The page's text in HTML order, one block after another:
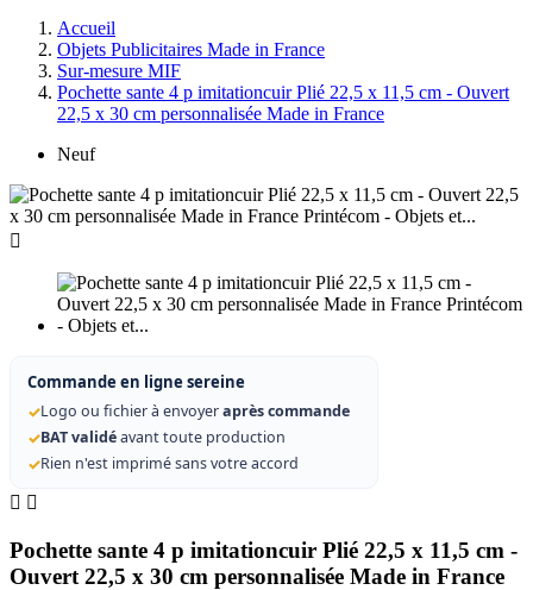
Accueil
Objets Publicitaires Made in France
Sur-mesure MIF
Pochette sante 4 p imitationcuir Plié 22,5 x 11,5 cm - Ouvert
22,5 x 30 cm personnalisée Made in France
Neuf

Commande en ligne sereine
✓Logo ou fichier à envoyeraprès commande
✓BAT validéavant toute production
✓Rien n'est imprimé sans votre accord
 
Pochette sante 4 p imitationcuir Plié 22,5 x 11,5 cm -
Ouvert 22,5 x 30 cm personnalisée Made in France